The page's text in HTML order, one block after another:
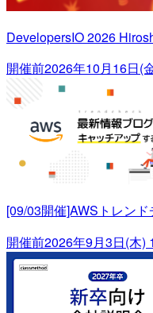
DevelopersIO 2026
開催前2026年10月16日(
[09/03開催]AWSトレン
開催前2026年9月3日(木)